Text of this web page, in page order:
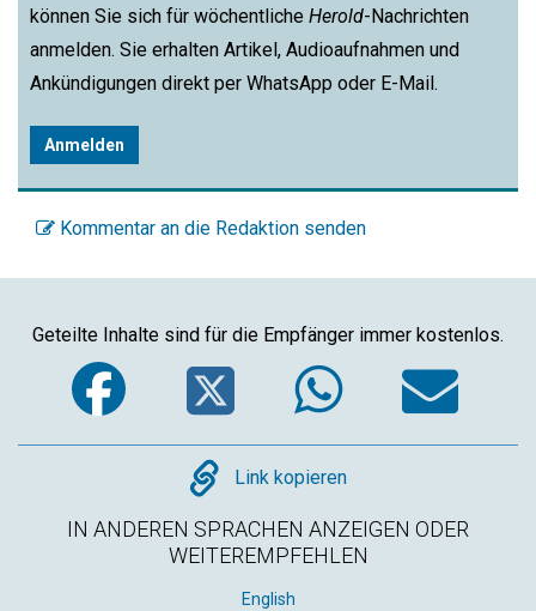
können Sie sich für wöchentliche Herold-Nachrichten
anmelden. Sie erhalten Artikel, Audioaufnahmen und
Ankündigungen direkt per WhatsApp oder E-Mail.
Anmelden
Kommentar an die Redaktion senden
Geteilte Inhalte sind für die Empfänger immer kostenlos.
Facebook
Twitter
Copy
Link kopieren
IN ANDEREN SPRACHEN ANZEIGEN ODER
WEITEREMPFEHLEN
English